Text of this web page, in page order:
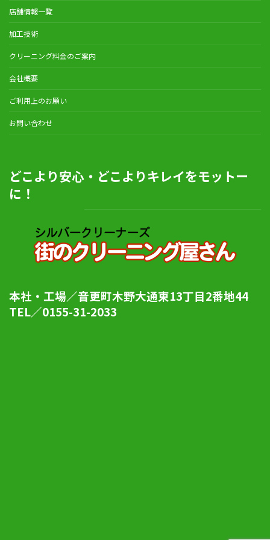
店舗情報一覧
加工技術
クリーニング料金のご案内
会社概要
ご利用上のお願い
お問い合わせ
どこより安心・どこよりキレイをモットー
に！
本社・工場／音更町木野大通東13丁目2番地44
TEL／0155-31-2033